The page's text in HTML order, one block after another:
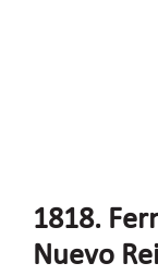
1818.
Nuevo